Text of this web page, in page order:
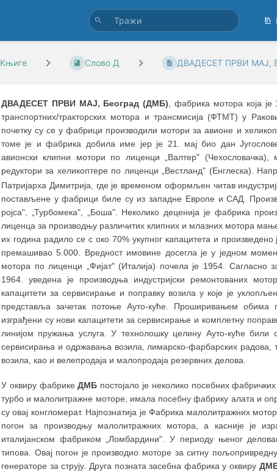
Књиге Слово Д ДВАДЕСЕТ ПРВИ МАЈ,
ДВАДЕСЕТ ПРВИ МАЈ, Београд (ДМБ), фабрика мотора која
транспортних/тракторских мотора и трансмисија (ФТМТ) у
почетку су се у фабрици производили мотори за авионе и
томе је и фабрика добила име јер је 21. мај био дан
авионски клипни мотори по лиценци „Валтер"
редуктори за хеликоптере по лиценци „Вестланд" (Енглеска).
Патријарха Димитрија, где је временом оформљен читав
постављене у фабрици биле су из западне Европе и САД.
ројса", „Турбомека", „Боша". Неколико деценија је фабрика
лиценца за производњу различитих клипних и млазних мотора
их година радило се с око 70% укупног капацитета и
премашивао 5.000. Вредност имовине досегла је у једном
мотора по лиценци „Фијат" (Италија) почела је 1954. Сагласно
1964. уведена је производња индустријски ремонтованих
капацитети за сервисирање и поправку возила у које је
представља зачетак потоње Ауто-куће. Проширивањем обима
изграђени су нови капацитети за сервисирање и комплетну
линијом пружања услуга. У технолошку целину Ауто-куће били
сервисирања и одржавања возила, лимарско-фарбарских радова,
возила, као и велепродаја и малопродаја резервних делова.
У оквиру фабрикеДМБ постојало је неколико посебних
турбо и малолитражне моторе, имала посебну фабрику алата и
су овај конгломерат. Најпознатија је Фабрика малолитражних
погон за производњу малолитражних мотора, а касније је
италијанском фабриком „Ломбардини". У периоду њеног
типова. Овај погон је производио моторе за ситну
генераторе за струју. Друга позната засебна фабрика у оквиру